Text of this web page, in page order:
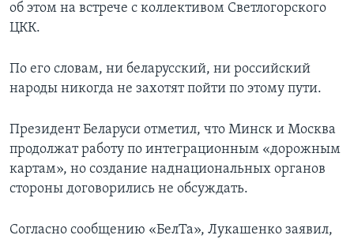
об этом на встрече с коллективом Светлогорского
ЦКК.
По его словам, ни беларусский, ни российский
народы никогда не захотят пойти по этому пути.
Президент Беларуси отметил, что Минск и Москва
продолжат работу по интеграционным «дорожным
картам», но создание наднациональных органов
стороны договорились не обсуждать.
Согласно сообщению «БелТа», Лукашенко заявил,